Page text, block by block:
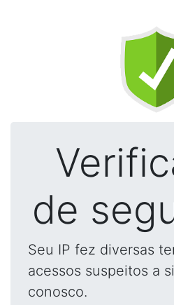
de
Seu IP fez diversas
acessos suspeitos a
conosco.